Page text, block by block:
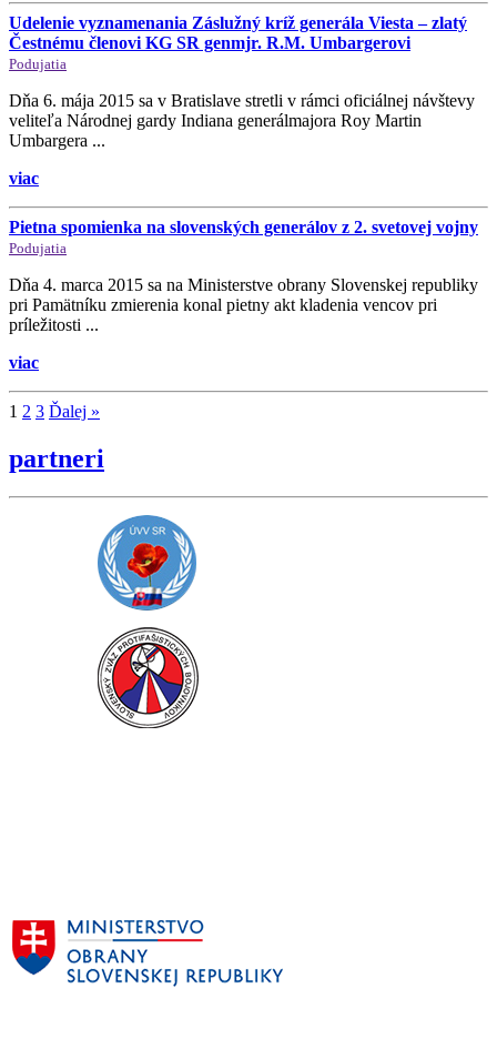
Udelenie vyznamenania Záslužný kríž generála Viesta – zlatý
Čestnému členovi KG SR genmjr. R.M. Umbargerovi
Podujatia
Dňa 6. mája 2015 sa v Bratislave stretli v rámci oficiálnej návštevy
veliteľa Národnej gardy Indiana generálmajora Roy Martin
Umbargera ...
viac
Pietna spomienka na slovenských generálov z 2. svetovej vojny
Podujatia
Dňa 4. marca 2015 sa na Ministerstve obrany Slovenskej republiky
pri Pamätníku zmierenia konal pietny akt kladenia vencov pri
príležitosti ...
viac
1 2 3 Ďalej »
partneri